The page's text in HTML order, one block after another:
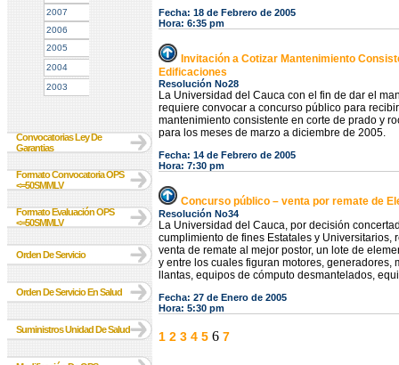
2007
2006
2005
2004
2003
Convocatorias Ley De
Garantias
Formato Convocatoria OPS
<=50SMMLV
Formato Evaluación OPS
<=50SMMLV
Orden De Servicio
Orden De Servicio En Salud
Suministros Unidad De Salud
Fecha: 18 de Febrero de 2005
Hora: 6:35 pm
Invitación a Cotizar Mantenimiento
Edificaciones
Resolución No28
La Universidad del Cauca con el fin de dar el
requiere convocar a concurso público para
mantenimiento consistente en corte de prado y
para los meses de marzo a diciembre de 2005.
Fecha: 14 de Febrero de 2005
Hora: 7:30 pm
Concurso público – venta por remate de
Resolución No34
La Universidad del Cauca, por decisión
cumplimiento de fines Estatales y
venta de remate al mejor postor, un lote de
y entre los cuales figuran motores,
llantas, equipos de cómputo desmantelados,
Fecha: 27 de Enero de 2005
Hora: 5:30 pm
1 2 3 4 5 6 7